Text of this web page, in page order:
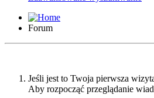
Forum
Jeśli jest to Twoja pierwsza
Aby rozpocząć przeglądanie